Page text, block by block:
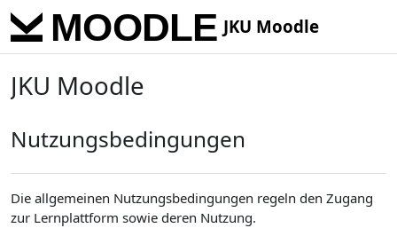
Skip to main content
JKU Moodle
JKU Moodle
Nutzungsbedingungen
Die allgemeinen Nutzungsbedingungen regeln den Zugang
zur Lernplattform sowie deren Nutzung.